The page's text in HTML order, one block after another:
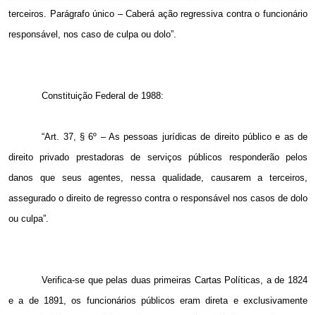
terceiros. Parágrafo único – Caberá ação regressiva contra o funcionário
responsável, nos caso de culpa ou dolo”.
Constituição Federal de 1988:
“Art. 37, § 6º – As pessoas jurídicas de direito público e as de
direito privado prestadoras de serviços públicos responderão pelos
danos que seus agentes, nessa qualidade, causarem a terceiros,
assegurado o direito de regresso contra o responsável nos casos de dolo
ou culpa”.
Verifica-se que pelas duas primeiras Cartas Políticas, a de 1824
e a de 1891, os funcionários públicos eram direta e exclusivamente